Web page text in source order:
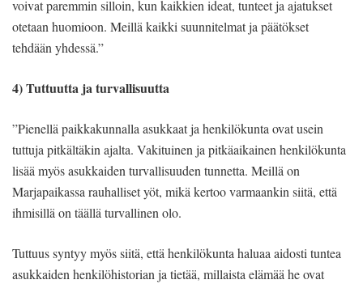
voivat paremmin silloin, kun kaikkien ideat, tunteet ja ajatukset
otetaan huomioon. Meillä kaikki suunnitelmat ja päätökset
tehdään yhdessä.”
4) Tuttuutta ja turvallisuutta
”Pienellä paikkakunnalla asukkaat ja henkilökunta ovat usein
tuttuja pitkältäkin ajalta. Vakituinen ja pitkäaikainen henkilökunta
lisää myös asukkaiden turvallisuuden tunnetta. Meillä on
Marjapaikassa rauhalliset yöt, mikä kertoo varmaankin siitä, että
ihmisillä on täällä turvallinen olo.
Tuttuus syntyy myös siitä, että henkilökunta haluaa aidosti tuntea
asukkaiden henkilöhistorian ja tietää, millaista elämää he ovat